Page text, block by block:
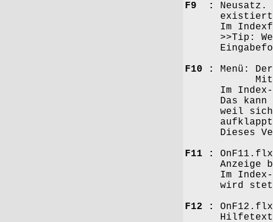
F9 :
Neusatz.
existiert:
Im
>>Tip:
F10 :
Menü:
Mit Enter
Im Index-
Das kann
weil sich
aufklappt.
Dieses
F11 :
Anzeige
Im Index-
wird stets
F12 :
Hilfetext zur